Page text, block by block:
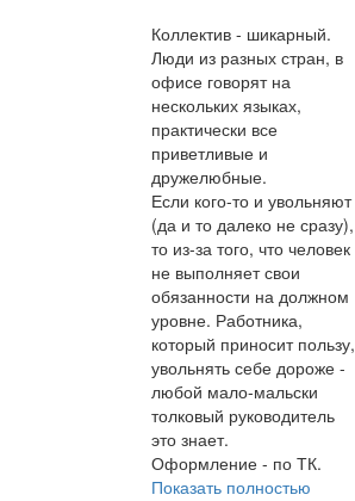
Коллектив - шикарный.
Люди из разных стран, в
офисе говорят на
нескольких языках,
практически все
приветливые и
дружелюбные.
Если кого-то и увольняют
(да и то далеко не сразу),
то из-за того, что человек
не выполняет свои
обязанности на должном
уровне. Работника,
который приносит пользу,
увольнять себе дороже -
любой мало-мальски
толковый руководитель
это знает.
Оформление - по ТК.
Показать полностью